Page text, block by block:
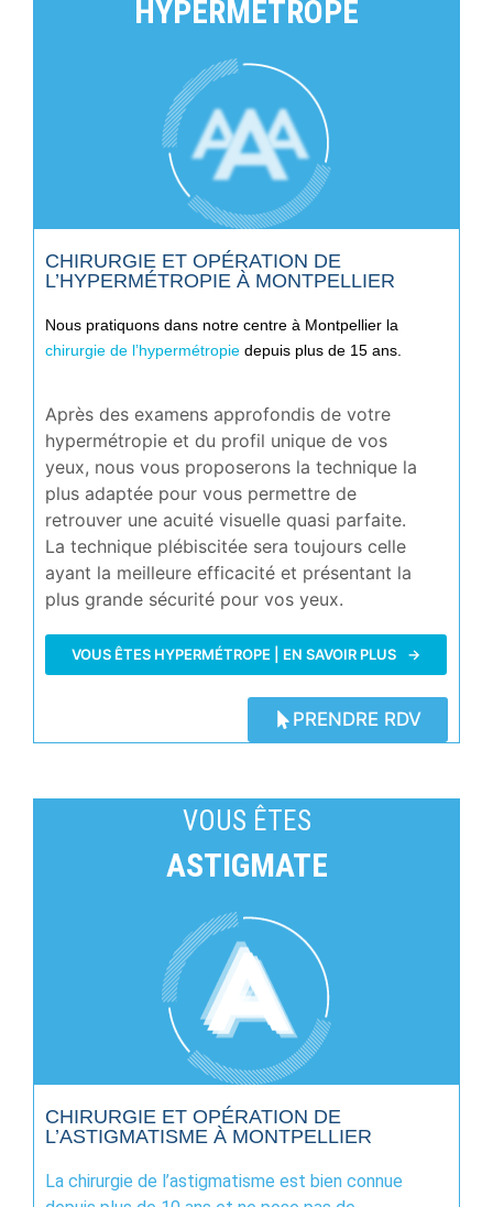
HYPERMÉTROPE
CHIRURGIE ET OPÉRATION DE
L’HYPERMÉTROPIE À MONTPELLIER
Nous pratiquons dans notre centre à Montpellier la
chirurgie de l’hypermétropie depuis plus de 15 ans.
Après des examens approfondis de votre
hypermétropie et du profil unique de vos
yeux, nous vous proposerons la technique la
plus adaptée pour vous permettre de
retrouver une acuité visuelle quasi parfaite.
La technique plébiscitée sera toujours celle
ayant la meilleure efficacité et présentant la
plus grande sécurité pour vos yeux.
VOUS ÊTES HYPERMÉTROPE | EN SAVOIR PLUS
PRENDRE RDV
VOUS ÊTES
ASTIGMATE
CHIRURGIE ET OPÉRATION DE
L’ASTIGMATISME À MONTPELLIER
La chirurgie de l’astigmatisme est bien connue